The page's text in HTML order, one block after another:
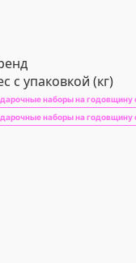
с упаковкой (кг)
наборы на годовщину
наборы на